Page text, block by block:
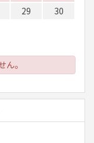
29
30
。